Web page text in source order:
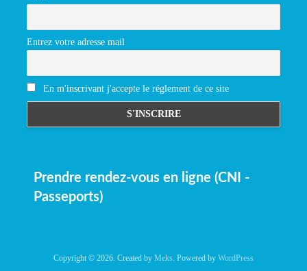
Entrez votre adresse mail
En m'inscrivant j'accepte le réglement de ce site
Prendre rendez-vous en ligne (CNI -
Passeports)
Copyright © 2026. Created by Meks . Powered by WordPress